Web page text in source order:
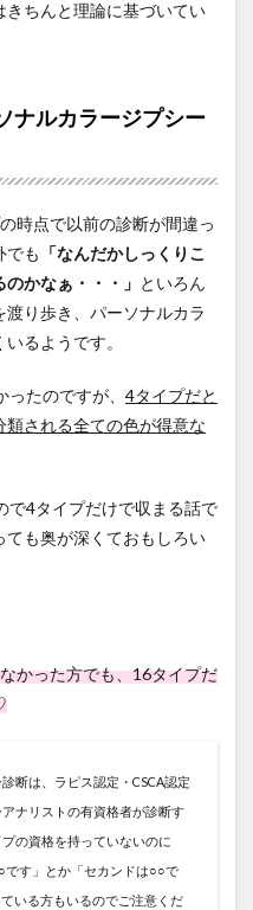
ちんと理論に基づいてい
ナルカラージプシー
時点で以前の診断が間違っ
でも 「なんだかしっくりこ
かなぁ・・・」 といろん
り歩き、パーソナルカラ
るようです。
たのですが、 4タイプだと
される全ての色が得意な
で4タイプだけで収まる話で
も奥が深くておもしろい
かった方でも、16タイプだ
断は、ラピス認定・CSCA認定
ナリストの有資格者が診断す
の資格を持っていないのに
です」とか「セカンドは○○で
いる方もいるのでご注意くだ